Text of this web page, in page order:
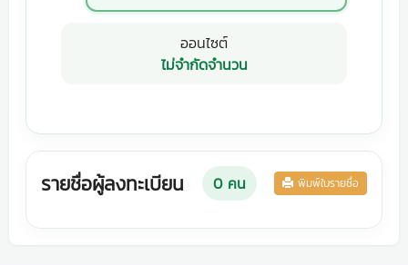
ออนไซต์
ไม่จำกัดจำนวน
รายชื่อผู้ลงทะเบียน 0คน พิมพ์ใบรายชื่อ